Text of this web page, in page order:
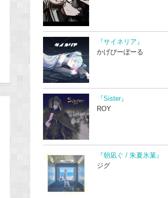
『サイネリア』
かげぴーぼーる
『Sister』
ROY
『朝凪ぐ / 朱夏氷菓』
ジグ